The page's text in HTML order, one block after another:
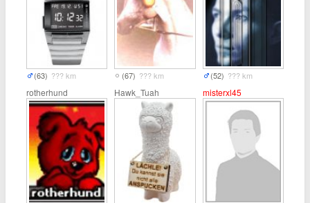
(63) ??? km (67) ??? km (52) ??? km
rotherhund Hawk_Tuah misterxl45